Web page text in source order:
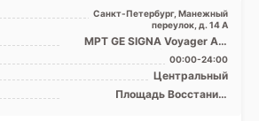
Санкт-Петербург, Манежный
переулок, д. 14 А
МРТ GE SIGNA Voyager AIR
Edition 1.5 Tесла
полуоткрытый, КТ GE Revolut
...
00:00-24:00
Центральный
Площадь Восстания,